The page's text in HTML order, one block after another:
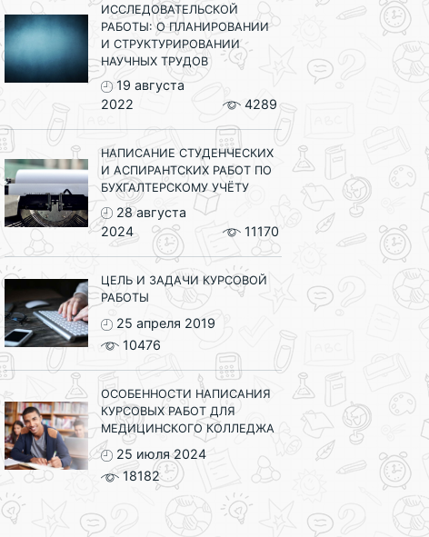
ИССЛЕДОВАТЕЛЬСКОЙ
РАБОТЫ: О ПЛАНИРОВАНИИ
И СТРУКТУРИРОВАНИИ
НАУЧНЫХ ТРУДОВ
19 августа
2022
4289
НАПИСАНИЕ СТУДЕНЧЕСКИХ
И АСПИРАНТСКИХ РАБОТ ПО
БУХГАЛТЕРСКОМУ УЧЁТУ
28 августа
2024
11170
ЦЕЛЬ И ЗАДАЧИ КУРСОВОЙ
РАБОТЫ
25 апреля 2019
10476
ОСОБЕННОСТИ НАПИСАНИЯ
КУРСОВЫХ РАБОТ ДЛЯ
МЕДИЦИНСКОГО КОЛЛЕДЖА
25 июля 2024
18182